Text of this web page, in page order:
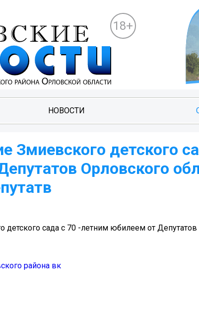
18+
НОВОСТИ
Змиевского детского
Орловского
детского сада с 70 -летним юбилеем от
района вк